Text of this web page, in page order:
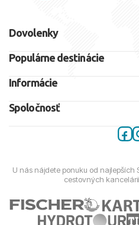
Dovolenky
Populárne destinácie
Informácie
Spoločnosť
U nás nájdete ponuku od
cestovných